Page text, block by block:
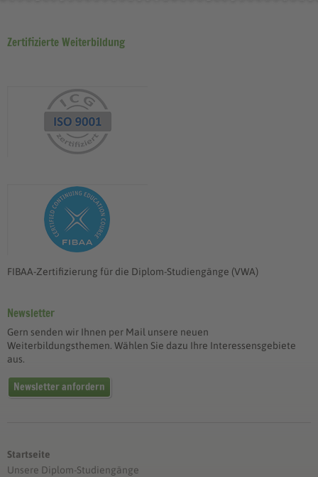
Zertifizierte Weiterbildung
FIBAA-Zertifizierung für die Diplom-Studiengänge (VWA)
Newsletter
Gern senden wir Ihnen per Mail unsere neuen
Weiterbildungsthemen. Wählen Sie dazu Ihre Interessensgebiete
aus.
Newsletter anfordern
Startseite
Unsere Diplom-Studiengänge